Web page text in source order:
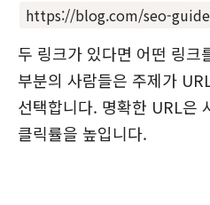
https://blog.com/seo-guide
두 링크가 있다면 어떤 링크
부분의 사람들은 주제가
선택합니다. 명확한 URL은
클릭률을 높입니다.